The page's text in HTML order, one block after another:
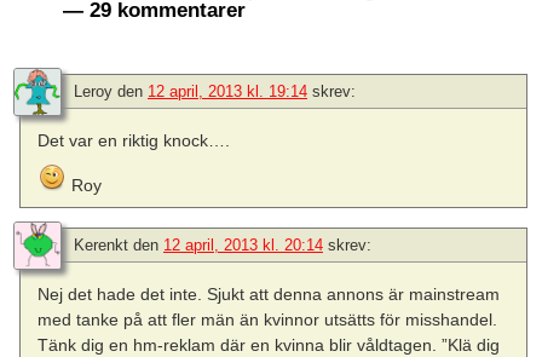
— 29 kommentarer
Leroy den 12 april, 2013 kl. 19:14 skrev:
Det var en riktig knock….
Roy
Kerenkt den 12 april, 2013 kl. 20:14 skrev:
Nej det hade det inte. Sjukt att denna annons är mainstream
med tanke på att fler män än kvinnor utsätts för misshandel.
Tänk dig en hm-reklam där en kvinna blir våldtagen. ”Klä dig